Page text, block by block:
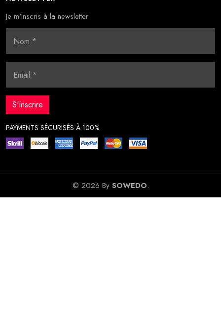
Je m'inscris à la newsletter
PAYMENTS SÉCURISÉS À 100%
© 2026 By SOWEDO.